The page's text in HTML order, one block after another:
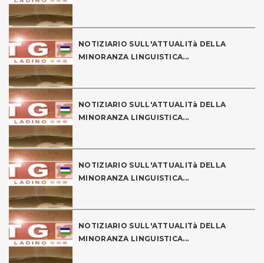
NOTIZIARIO SULL'ATTUALITà DELLA
MINORANZA LINGUISTICA...
NOTIZIARIO SULL'ATTUALITà DELLA
MINORANZA LINGUISTICA...
NOTIZIARIO SULL'ATTUALITà DELLA
MINORANZA LINGUISTICA...
NOTIZIARIO SULL'ATTUALITà DELLA
MINORANZA LINGUISTICA...